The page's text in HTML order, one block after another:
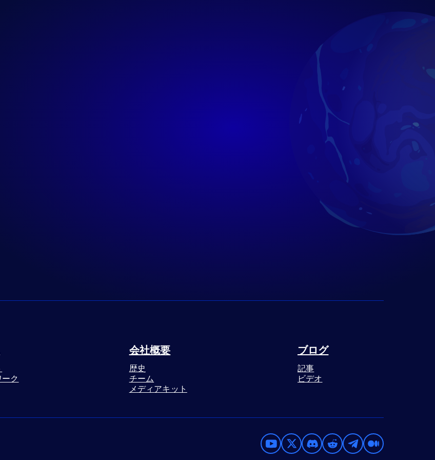
ク
会社概要
歴史
チーム
メディアキット
ブログ
記事
ビデオ